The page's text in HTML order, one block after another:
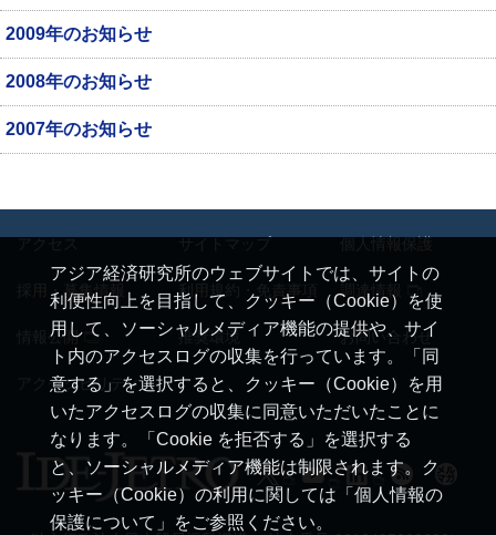
2009年のお知らせ
2008年のお知らせ
2007年のお知らせ
アジア経済研究所のウェブサイトでは、サイトの
利便性向上を目指して、クッキー（Cookie）を使
用して、ソーシャルメディア機能の提供や、サイ
ト内のアクセスログの収集を行っています。「同
意する」を選択すると、クッキー（Cookie）を用
いたアクセスログの収集に同意いただいたことに
なります。「Cookie を拒否する」を選択する
と、ソーシャルメディア機能は制限されます。ク
ッキー（Cookie）の利用に関しては「個人情報の
保護について」をご参照ください。
アクセス サイトマップ 個人情報保護
採用・募集情報 利用規約・免責事項 調達情報
情報公開 推奨環境 お問い合わせ
アクセシビリティ